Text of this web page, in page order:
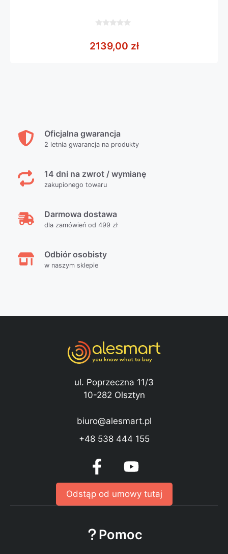
5
2139,00 zł
Oficjalna gwarancja
2 letnia gwarancja na produkty
14 dni na zwrot / wymianę
zakupionego towaru
Darmowa dostawa
dla zamówień od 499 zł
Odbiór osobisty
w naszym sklepie
ul. Poprzeczna 11/3
10-282 Olsztyn
biuro@alesmart.pl
+48 538 444 155
Odstąp od umowy tutaj
Pomoc